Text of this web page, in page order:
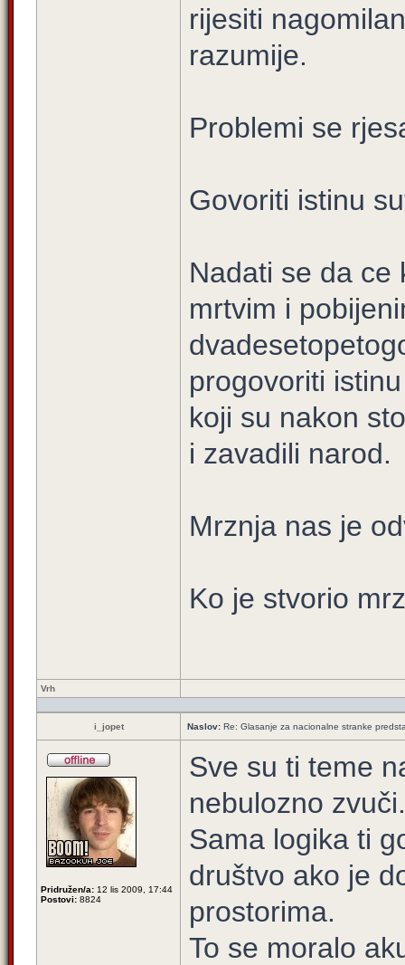
rijesiti
razumije.
Problemi se
Govoriti istinu
Nadati se da ce
mrtvim i
progovoriti
koji su nakon
i zavadili narod.
Mrznja nas je
Ko je stvorio
Vrh
i_jopet Naslov: Re: Glasanje za nacionalne stranke
Pridružen/a: 12 lis 2009, 17:44
Postovi: 8824
Sve su ti teme
nebulozno zvuči.
Sama logika ti
društvo ako je
prostorima.
To se moralo